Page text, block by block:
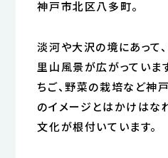
神戸市北区八多町。
淡河や大沢の境にあって
里山風景が広がっていま
ちご、野菜の栽培など神
のイメージとはかけはな
文化が根付いています。